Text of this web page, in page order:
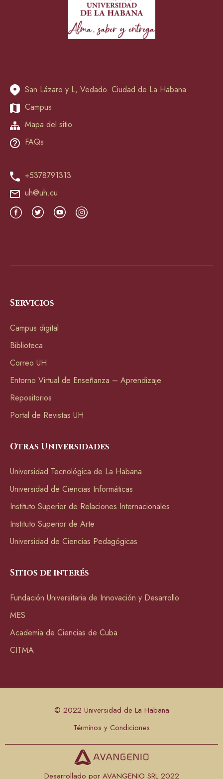
San Lázaro y L, Vedado. Ciudad de La Habana
Campus
Mapa del sitio
FAQs
+5378791313
uh@uh.cu
Servicios
Campus digital
Biblioteca
Correo UH
Entorno Virtual de Enseñanza – Aprendizaje
Repositorios
Portal de Revistas UH
Otras Universidades
Universidad Tecnológica de La Habana
Universidad de Ciencias Informáticas
Instituto Superior de Relaciones Internacionales
Instituto Superior de Arte
Universidad de Ciencias Pedagógicas
Sitios de interés
Fundación Universitaria de Innovación y Desarrollo
MES
Academia de Ciencias de Cuba
CITMA
© 2022 Universidad de La Habana
Términos y Condiciones
Desarrollado por AVANGENIO SRL 2022